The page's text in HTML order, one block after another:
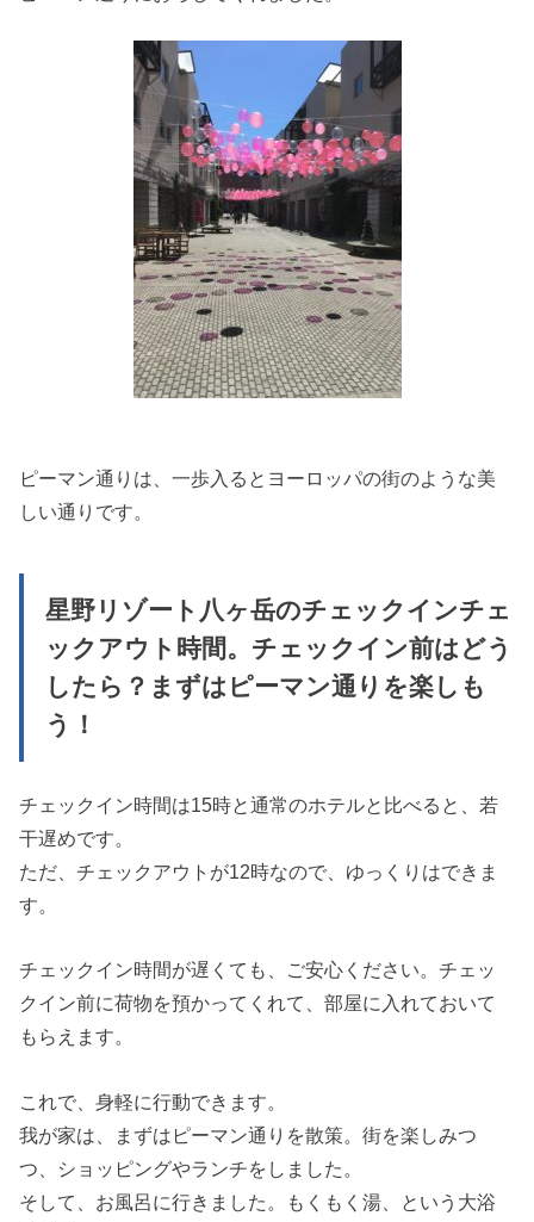
ピーマン通りは、一歩入るとヨーロッパの街のような美
しい通りです。
星野リゾート八ヶ岳のチェックインチェ
ックアウト時間。チェックイン前はどう
したら？まずはピーマン通りを楽しも
う！
チェックイン時間は15時と通常のホテルと比べると、若
干遅めです。
ただ、チェックアウトが12時なので、ゆっくりはできま
す。
チェックイン時間が遅くても、ご安心ください。チェッ
クイン前に荷物を預かってくれて、部屋に入れておいて
もらえます。
これで、身軽に行動できます。
我が家は、まずはピーマン通りを散策。街を楽しみつ
つ、ショッピングやランチをしました。
そして、お風呂に行きました。もくもく湯、という大浴